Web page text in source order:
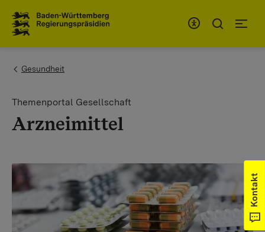
You are here:
Gesundheit
Themenportal Gesellschaft
Arzneimittel
Kontakt